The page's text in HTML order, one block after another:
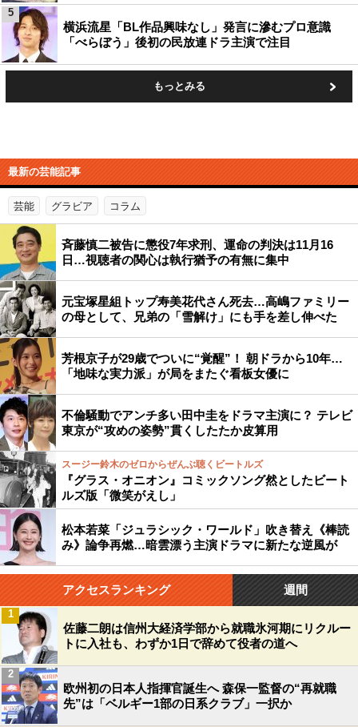
横浜流星「BL作品興味なし」発言に滲むプロ意識
「べらぼう」後初の民放連ドラ主演で注目
5
もっとみる
最新の芸能記事
芸能 グラビア コラム
斉藤慎二被告に懲役7年求刑、運命の判決は11月16
日…視聴者の関心は執行猶予の有無に集中
元宝塚星組トップ寿美花代さん死去…高嶋ファミリー
の母として、兄弟の「雪解け」にも手を差し伸べた
芳根京子が29歳でついに“覚醒”！ 朝ドラから10年…
「地味な実力派」が局をまたぐ看板女優に
不倫騒動でアンチ多い田中圭をドラマ主演に？ テレビ
東京が“攻めの姿勢”貫くしたたか皮算用
スージー鈴木のゼロからぜんぶ聴くビートルズ
『グラス・オニオン』コミックソング然としたビート
ルズ版「微笑がえし」
松本若菜「ジュラシック・ワールド」吹き替え《棒読
み》論争再燃…暗雲漂う主演ドラマに新たな逆風が
アクセスランキング 週間
佐藤二朗は信州大経済学部から就職氷河期にリクルー
トに入社も、わずか1日で辞めて役者の道へ
1
欧州初の日本人指揮官誕生へ 森保一監督の“再就職
先”は「ベルギー1部の日系クラブ」一択か
2